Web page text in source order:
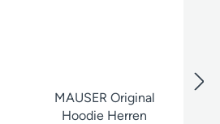
MAUSER Original
Hoodie Herren